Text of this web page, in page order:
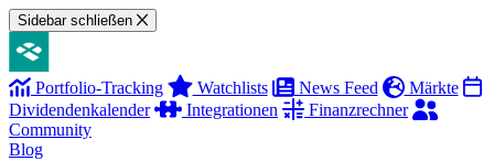
Sidebar schließen
Portfolio-Tracking Watchlists News Feed
Märkte
Dividendenkalender
Integrationen
Finanzrechner
Community
Blog